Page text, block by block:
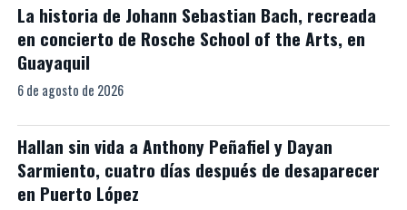
La historia de Johann Sebastian Bach, recreada
en concierto de Rosche School of the Arts, en
Guayaquil
6 de agosto de 2026
Hallan sin vida a Anthony Peñafiel y Dayan
Sarmiento, cuatro días después de desaparecer
en Puerto López